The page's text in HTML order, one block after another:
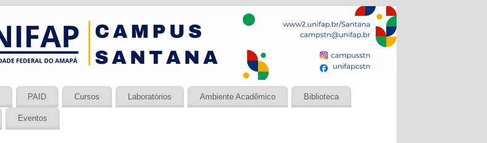
PAID Cursos Laboratórios Ambiente Acadêmico Biblioteca
Eventos